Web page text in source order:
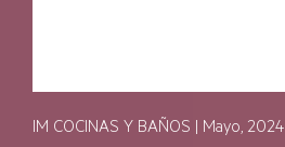
IM COCINAS Y BAÑOS | Mayo, 2024